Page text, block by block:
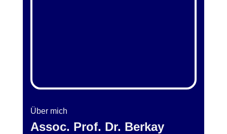
Über mich
Assoc. Prof. Dr. Berkay